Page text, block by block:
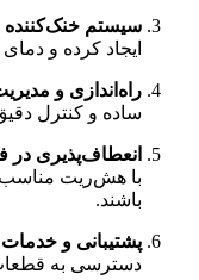
سیستم خنک‌کننده
ایجاد کرده و
راه‌اندازی و
ساده و کنترل
انعطاف‌پذیری در
با هش‌ریت مناسب
باشند.
پشتیبانی و
دسترسی به